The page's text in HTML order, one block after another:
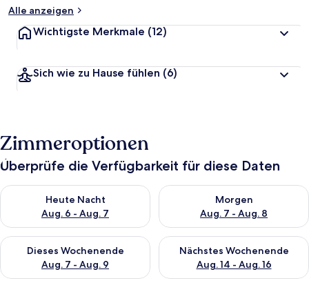
Alle anzeigen
Wichtigste Merkmale (12)
Sich wie zu Hause fühlen (6)
Zimmeroptionen
Überprüfe die Verfügbarkeit für diese Daten
Heute Nacht
Aug. 6 - Aug. 7
Überprüfe die Verfügbarkeit für heute Nacht, Aug. 6 - Aug. 7.
Morgen
Aug. 7 - Aug. 8
Überprüfe die Verfügbarkeit
Dieses Wochenende
Aug. 7 - Aug. 9
Überprüfe die Verfügbarkeit für dieses Wochenende, Aug. 7
Nächstes Wochenende
Aug. 14 - Aug. 16
Überprüfe die Verfügbarkeit